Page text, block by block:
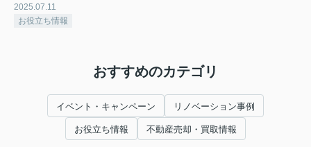
2025.07.11
お役立ち情報
おすすめのカテゴリ
イベント・キャンペーン リノベーション事例
お役立ち情報 不動産売却・買取情報